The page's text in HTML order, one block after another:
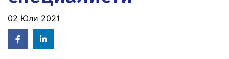
02 Юли 2021
Facebook
in